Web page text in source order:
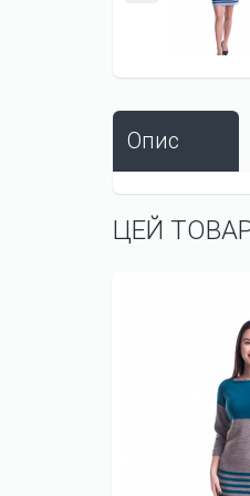
Опис
ЦЕЙ